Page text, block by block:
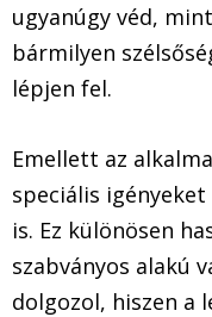
ugyanúgy véd,
bármilyen
lépjen fel.
Emellett az
speciális
is. Ez különösen
szabványos alakú
dolgozol, hiszen a